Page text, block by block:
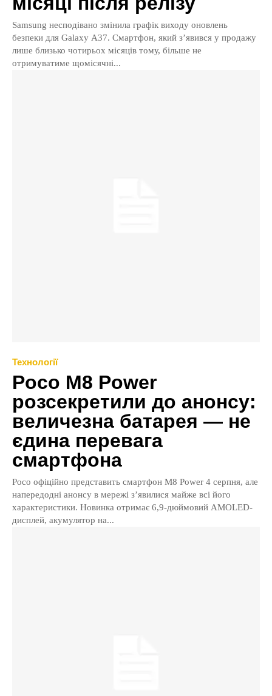
Samsung несподівано змінила графік виходу оновлень
безпеки для Galaxy A37. Смартфон, який з’явився у продажу
лише близько чотирьох місяців тому, більше не
отримуватиме щомісячні...
Технології
Poco M8 Power
розсекретили до анонсу:
величезна батарея — не
єдина перевага
смартфона
Poco офіційно представить смартфон M8 Power 4 серпня, але
напередодні анонсу в мережі з’явилися майже всі його
характеристики. Новинка отримає 6,9-дюймовий AMOLED-
дисплей, акумулятор на...